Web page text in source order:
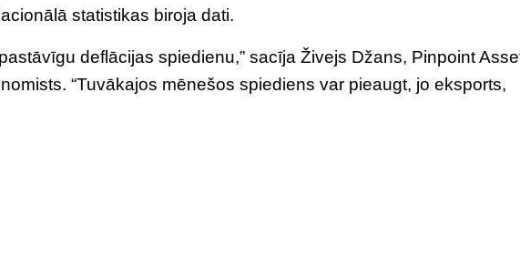
statistikas biroja dati.
deflācijas spiedienu,” sacīja Živejs Džans, Pinpoint
“Tuvākajos mēnešos spiediens var pieaugt, jo eksports,